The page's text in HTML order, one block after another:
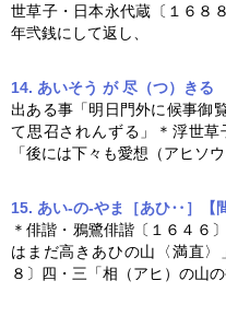
世草子・ 日本永代蔵 〔１６８
年弐銭にして返し、
14. あいそう が 尽（つ）きる
出ある事「明日門外に候事御
て思召されんずる」＊浮世草
「後には下々も愛想（アヒソ
15. あい‐の‐やま［あひ‥］【
＊俳諧・鴉鷺俳諧〔１６４６
はまだ高きあひの山〈満直〉
８〕四・三「相（アヒ）の山